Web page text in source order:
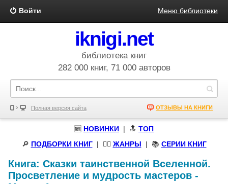
Войти Меню библиотеки
iknigi.net
библиотека книг
282 000 книг, 71 000 авторов
Полная версия сайта ОТЗЫВЫ НА КНИГИ
🆕 НОВИНКИ | 🔝 ТОП
🔎 ПОДБОРКИ КНИГ| 🧝‍♀️ ЖАНРЫ | 📚 СЕРИИ КНИГ
Книга: Сказки таинственной Вселенной.
Просветление и мудрость мастеров -